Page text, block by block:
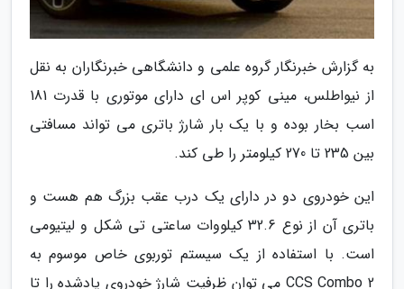
به گزارش خبرنگار گروه علمی و دانشگاهی خبرنگاران به نقل
از نیواطلس، مینی کوپر اس ای دارای موتوری با قدرت 181
اسب بخار بوده و با یک بار شارژ باتری می تواند مسافتی
بین 235 تا 270 کیلومتر را طی کند.
این خودروی دو در دارای یک درب عقب بزرگ هم هست و
باتری آن از نوع 32.6 کیلووات ساعتی تی شکل و لیتیومی
است. با استفاده از یک سیستم توربوی خاص موسوم به
CCS Combo 2 می توان ظرفیت شارژ خودروی یادشده را تا